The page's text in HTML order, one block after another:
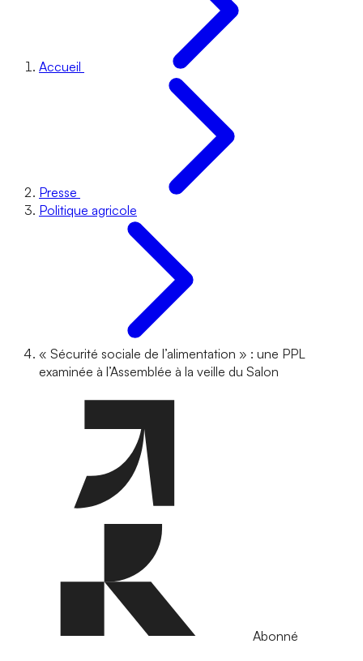
Accueil
Presse
Politique agricole
« Sécurité sociale de l’alimentation » : une PPL
examinée à l’Assemblée à la veille du Salon
Abonné